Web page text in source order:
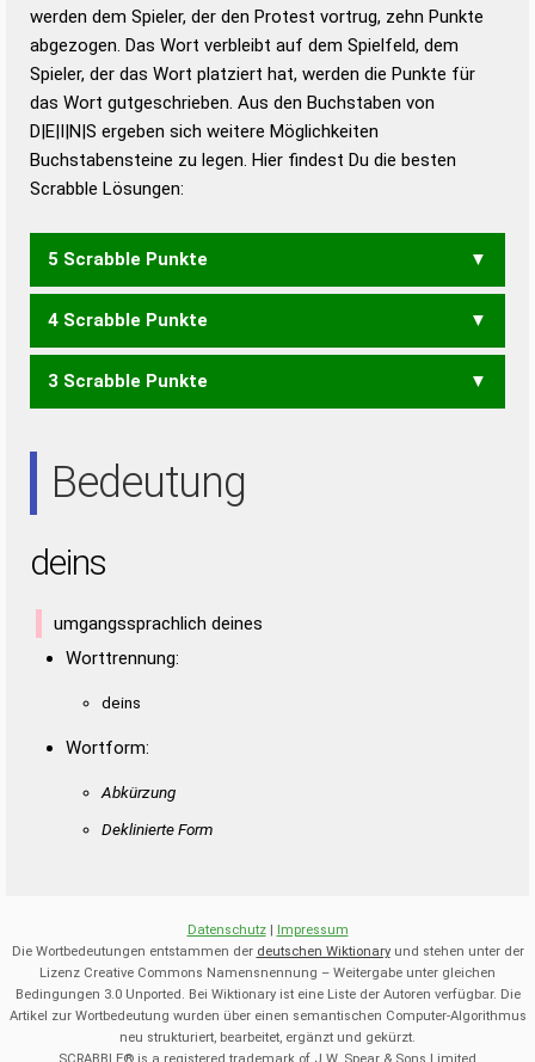
Duden – Standardwerk in 12 Bänden
Duden – Richtiges und gutes
Deutsch
Duden – Die deutsche Grammatik
Duden – Deutsches
werden dem Spieler, der den Protest vortrug, zehn Punkte
abgezogen. Das Wort verbleibt auf dem Spielfeld, dem
Spieler, der das Wort platziert hat, werden die Punkte für
das Wort gutgeschrieben. Aus den Buchstaben von
D|E|I|N|S ergeben sich weitere Möglichkeiten
Buchstabensteine zu legen. Hier findest Du die besten
Scrabble Lösungen:
5 Scrabble Punkte
INDES NEIDS
4 Scrabble Punkte
DENS DIEN DIES EIDS
SIED SIND
3 Scrabble Punkte
SIE
Bedeutung
deins
umgangssprachlich deines
Worttrennung:
deins
Wortform:
Abkürzung
Deklinierte Form
Datenschutz| Impressum
Die Wortbedeutungen entstammen der deutschen Wiktionaryund stehen unter der
Lizenz Creative Commons Namensnennung – Weitergabe unter gleichen
Bedingungen 3.0 Unported. Bei Wiktionary ist eine Liste der Autoren verfügbar. Die
Artikel zur Wortbedeutung wurden über einen semantischen Computer-Algorithmus
neu strukturiert, bearbeitet, ergänzt und gekürzt.
SCRABBLE® is a registered trademark of J.W. Spear & Sons Limited